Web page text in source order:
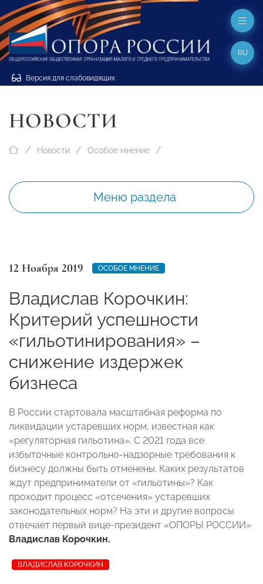
Версия для слабовидящих
RU
НОВОСТИ
Новости Особое мнение
Меню раздела
12 Ноября 2019 ОСОБОЕ МНЕНИЕ
Владислав Корочкин:
Критерий успешности
«гильотинирования» –
снижение издержек
бизнеса
В России стартовала масштабная реформа по
ликвидации устаревших норм, известная как
«регуляторная гильотина». С 2021 года все
избыточные контрольно-надзорные требования к
бизнесу должны быть отменены. Каких результатов
ждут предприниматели от «гильотины»? Как
проходит процесс «отсечения» устаревших
законодательных норм? На эти и другие вопросы
отвечает первый вице-президент «ОПОРЫ РОССИИ»
Владислав Корочкин.
ВЛАДИСЛАВ КОРОЧКИН